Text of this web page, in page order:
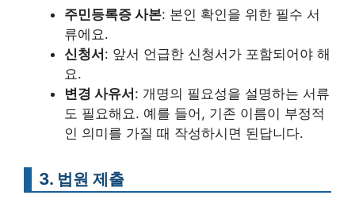
주민등록증 사본: 본인 확인을 위한 필수 서
류에요.
신청서: 앞서 언급한 신청서가 포함되어야 해
요.
변경 사유서: 개명의 필요성을 설명하는 서류
도 필요해요. 예를 들어, 기존 이름이 부정적
인 의미를 가질 때 작성하시면 된답니다.
3. 법원 제출